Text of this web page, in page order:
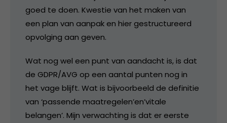
goed te doen. Kwestie van het maken van
een plan van aanpak en hier gestructureerd
opvolging aan geven.
Wat nog wel een punt van aandacht is, is dat
de GDPR/AVG op een aantal punten nog in
het vage blijft. Wat is bijvoorbeeld de definitie
van ‘passende maatregelen’en’vitale
belangen’. Mijn verwachting is dat er eerste